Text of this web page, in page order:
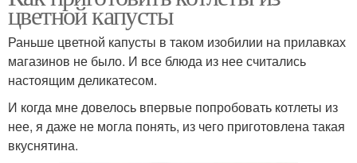
цветной капусты
Раньше цветной капусты в таком изобилии на прилавках
магазинов не было. И все блюда из нее считались
настоящим деликатесом.
И когда мне довелось впервые попробовать котлеты из
нее, я даже не могла понять, из чего приготовлена такая
вкуснятина.